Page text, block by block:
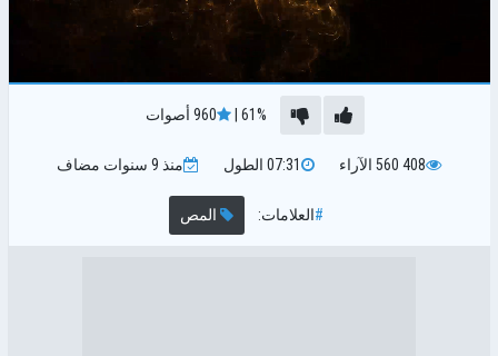
61%
|
960 أصوات
408 560 الآراء 07:31الطول منذ 9 سنوات مضاف
#العلامات: المص